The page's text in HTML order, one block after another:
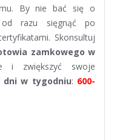
By nie bać się o
razu sięgnąć po
Skonsultuj
zamkowego w
i zwiększyć swoje
dni w tygodniu: 600-